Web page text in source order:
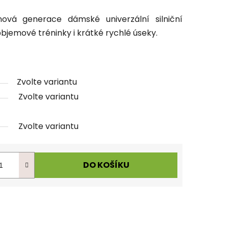
generace dámské univerzální silniční
tréninky i krátké rychlé úseky.
Zvolte variantu
Zvolte variantu
Zvolte variantu
DO KOŠÍKU